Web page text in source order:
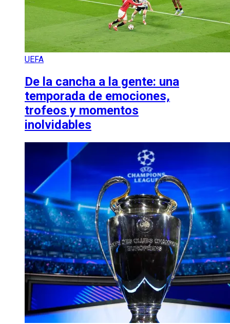
UEFA
De la cancha a la gente: una
temporada de emociones,
trofeos y momentos
inolvidables